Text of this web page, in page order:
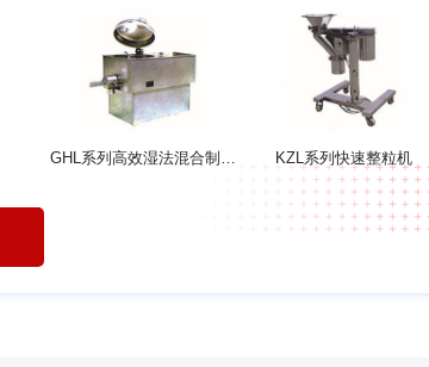
GHL系列高效湿法混合制粒机 KZL系列快速整粒机